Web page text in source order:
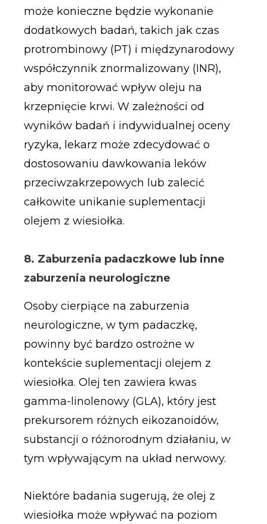
może konieczne będzie wykonanie
dodatkowych badań, takich jak czas
protrombinowy (PT) i międzynarodowy
współczynnik znormalizowany (INR),
aby monitorować wpływ oleju na
krzepnięcie krwi. W zależności od
wyników badań i indywidualnej oceny
ryzyka, lekarz może zdecydować o
dostosowaniu dawkowania leków
przeciwzakrzepowych lub zalecić
całkowite unikanie suplementacji
olejem z wiesiołka.
8. Zaburzenia padaczkowe lub inne
zaburzenia neurologiczne
Osoby cierpiące na zaburzenia
neurologiczne, w tym padaczkę,
powinny być bardzo ostrożne w
kontekście suplementacji olejem z
wiesiołka. Olej ten zawiera kwas
gamma-linolenowy (GLA), który jest
prekursorem różnych eikozanoidów,
substancji o różnorodnym działaniu, w
tym wpływającym na układ nerwowy.
Niektóre badania sugerują, że olej z
wiesiołka może wpływać na poziom